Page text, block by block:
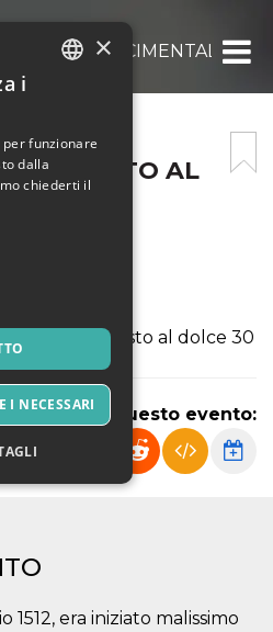
RINASCIMENTALE:
ASSALTO AL
Guidate
dall'antipasto al dolce 30
Condividi questo evento:
era iniziato malissimo
×
i
funzionare
dalla
chiederti il
I NECESSARI
o tecnici sono